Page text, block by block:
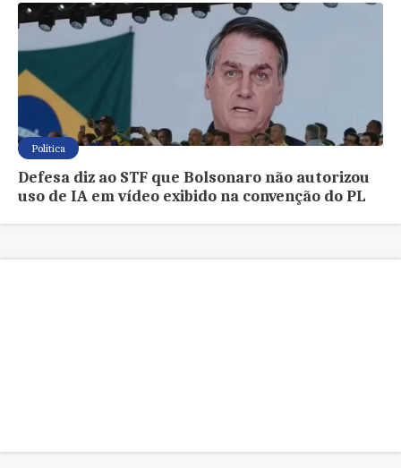
Política
Defesa diz ao STF que Bolsonaro não autorizou
uso de IA em vídeo exibido na convenção do PL